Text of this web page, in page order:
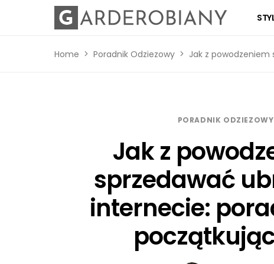
Home Poradnik Odziezowy Jak z
PORADNIK ODZIEZOWY
Jak z
sprzedawać
internecie: